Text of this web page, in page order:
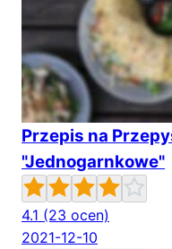
Przepis na
"Jednogarnkowe"
4.1 (23 ocen)
2021-12-10